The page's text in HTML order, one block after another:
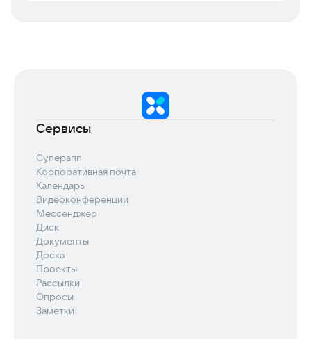
Сервисы
Суперапп
Корпоративная почта
Календарь
Видеоконференции
Мессенджер
Диск
Документы
Доска
Проекты
Рассылки
Опросы
Заметки